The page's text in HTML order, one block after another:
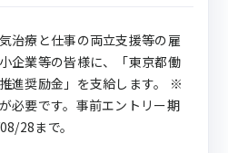
治療と仕事の両立支援等の雇
企業等の皆様に、「東京都働
進奨励金」を支給します。 ※
必要です。事前エントリー期
28まで。